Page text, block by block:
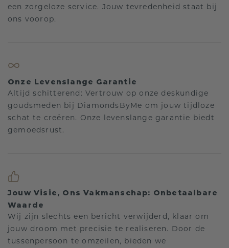
een zorgeloze service. Jouw tevredenheid staat bij
ons voorop.
Onze Levenslange Garantie
Altijd schitterend: Vertrouw op onze deskundige
goudsmeden bij DiamondsByMe om jouw tijdloze
schat te creëren. Onze levenslange garantie biedt
gemoedsrust.
Jouw Visie, Ons Vakmanschap: Onbetaalbare
Waarde
Wij zijn slechts een bericht verwijderd, klaar om
jouw droom met precisie te realiseren. Door de
tussenpersoon te omzeilen, bieden we